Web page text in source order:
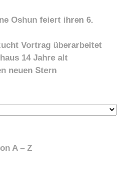
Oshun feiert ihren 6.
Vortrag überarbeitet
14 Jahre alt
neuen Stern
A – Z